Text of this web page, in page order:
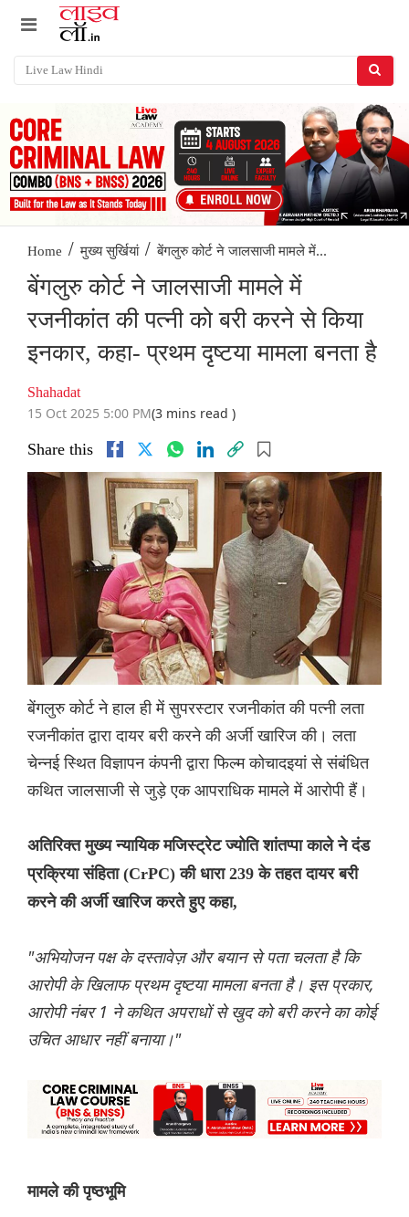
Home / मुख्य सुर्खियां / बेंगलुरु कोर्ट ने जालसाजी मामले में...
बेंगलुरु कोर्ट ने जालसाजी मामले में
रजनीकांत की पत्नी को बरी करने से किया
इनकार, कहा- प्रथम दृष्टया मामला बनता है
Shahadat
15 Oct 2025 5:00 PM(3 mins read )
Share this
बेंगलुरु कोर्ट ने हाल ही में सुपरस्टार रजनीकांत की पत्नी लता
रजनीकांत द्वारा दायर बरी करने की अर्जी खारिज की। लता
चेन्नई स्थित विज्ञापन कंपनी द्वारा फिल्म कोचादइयां से संबंधित
कथित जालसाजी से जुड़े एक आपराधिक मामले में आरोपी हैं।
अतिरिक्त मुख्य न्यायिक मजिस्ट्रेट ज्योति शांतप्पा काले ने दंड
प्रक्रिया संहिता (CrPC) की धारा 239 के तहत दायर बरी
करने की अर्जी खारिज करते हुए कहा,
"अभियोजन पक्ष के दस्तावेज़ और बयान से पता चलता है कि
आरोपी के खिलाफ प्रथम दृष्टया मामला बनता है। इस प्रकार,
आरोपी नंबर 1 ने कथित अपराधों से खुद को बरी करने का कोई
उचित आधार नहीं बनाया।"
मामले की पृष्ठभूमि